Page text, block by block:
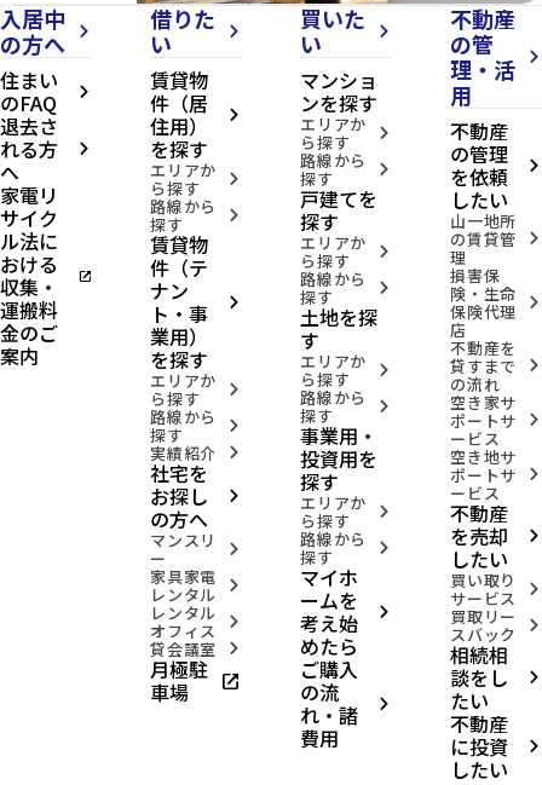
入居中
の方へ
arrow_forward_ios
住まい
のFAQ arrow_forward_ios
退去さ
れる方
へ
arrow_forward_ios
家電リ
サイク
ル法に
おける
収集・
運搬料
金のご
案内
open_in_new
借りた
い
arrow_forward_ios
賃貸物
件（居
住用）
を探す
arrow_forward_ios
エリアか
ら探す arrow_forward_ios
路線から
探す arrow_forward_ios
賃貸物
件（テ
ナン
ト・事
業用）
を探す
arrow_forward_ios
エリアか
ら探す arrow_forward_ios
路線から
探す arrow_forward_ios
実績紹介 arrow_forward_ios
社宅を
お探し
の方へ
arrow_forward_ios
マンスリ
ー arrow_forward_ios
家具家電
レンタル arrow_forward_ios
レンタル
オフィス arrow_forward_ios
貸会議室 arrow_forward_ios
月極駐
車場 open_in_new
買いた
い
arrow_forward_ios
マンショ
ンを探す
エリアか
ら探す arrow_forward_ios
路線から
探す arrow_forward_ios
戸建てを
探す
エリアか
ら探す arrow_forward_ios
路線から
探す arrow_forward_ios
土地を探
す
エリアか
ら探す arrow_forward_ios
路線から
探す arrow_forward_ios
事業用・
投資用を
探す
エリアか
ら探す arrow_forward_ios
路線から
探す arrow_forward_ios
マイホ
ームを
考え始
めたら
arrow_forward_ios
ご購入
の流
れ・諸
費用
arrow_forward_ios
不動産
の管
理・活
用
arrow_forward_ios
不動産
の管理
を依頼
したい
arrow_forward_ios
山一地所
の賃貸管
理
arrow_forward_ios
損害保
険・生命
保険代理
店
arrow_forward_ios
不動産を
貸すまで
の流れ
arrow_forward_ios
空き家サ
ポートサ
ービス
arrow_forward_ios
空き地サ
ポートサ
ービス
arrow_forward_ios
不動産
を売却
したい
arrow_forward_ios
買い取り
サービス arrow_forward_ios
買取リー
スバック arrow_forward_ios
相続相
談をし
たい
arrow_forward_ios
不動産
に投資
したい
arrow_forward_ios